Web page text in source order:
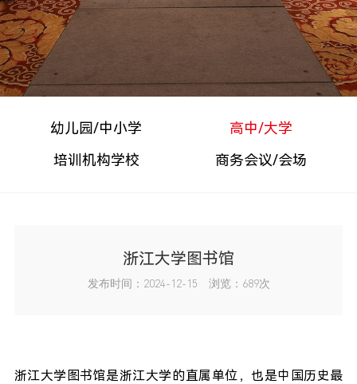
幼儿园/中小学
高中/大学
培训机构学校
商务会议/会场
浙江大学图书馆
发布时间：2024-12-15 浏览：689次
浙江大学图书馆是浙江大学的直属单位，也是中国历史最